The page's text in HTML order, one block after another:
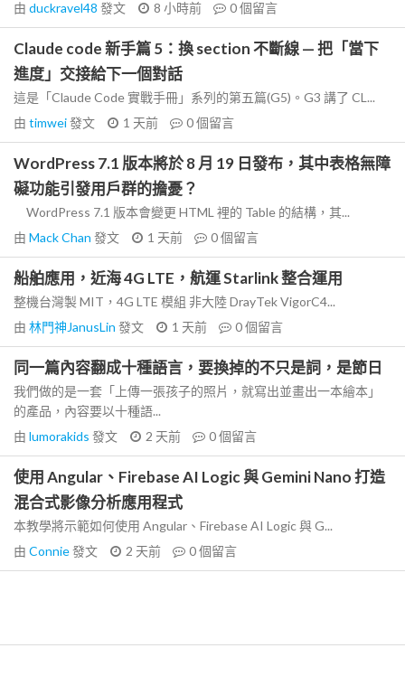
由 duckravel48 發文 8 小時前 0個留言
Claude code 新手篇 5：換 section 不斷線 — 把「當下
進度」交接給下一個對話
這是「Claude Code 實戰手冊」系列的第五篇(G5)。G3 講了 CL...
由 timwei發文 1 天前 0個留言
WordPress 7.1 版本將於 8 月 19 日發布，其中表格無障
礙功能引發用戶群的擔憂？
WordPress 7.1 版本會變更 HTML 裡的 Table 的結構，其...
由 Mack Chan 發文 1 天前 0個留言
船舶應用，近海 4G LTE，航運 Starlink 整合運用
整機台灣製 MIT，4G LTE 模組 非大陸 DrayTek VigorC4...
由 林門神JanusLin 發文 1 天前 0個留言
同一篇內容翻成十種語言，要換掉的不只是詞，是節日
我們做的是一套「上傳一張孩子的照片，就寫出並畫出一本繪本」
的產品，內容要以十種語...
由 lumorakids 發文 2 天前 0個留言
使用 Angular、Firebase AI Logic 與 Gemini Nano 打造
混合式影像分析應用程式
本教學將示範如何使用 Angular、Firebase AI Logic 與 G...
由 Connie發文 2 天前 0個留言